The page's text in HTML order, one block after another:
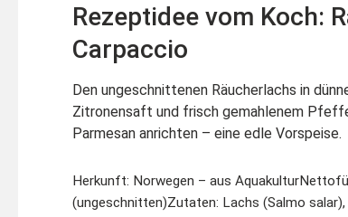
Rezeptidee vom Koch:
Carpaccio
Den ungeschnittenen Räucherlachs in
Zitronensaft und frisch gemahlenem
Parmesan anrichten – eine edle Vorspeise.
Herkunft: Norwegen – aus Aquakultur
(ungeschnitten)Zutaten: Lachs (Salmo salar),